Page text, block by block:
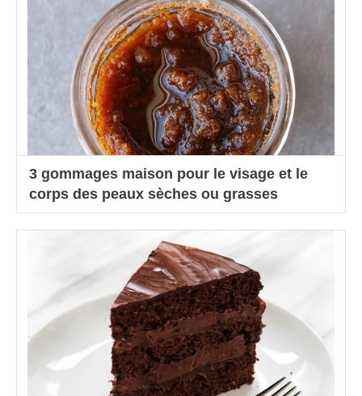
3 gommages maison pour le visage et le
corps des peaux sèches ou grasses